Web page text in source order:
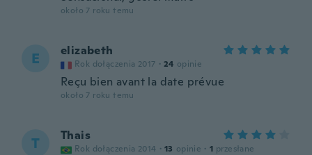
około 7 roku temu
E elizabeth
Rok dołączenia 2017 · 24 opinie
Reçu bien avant la date prévue
około 7 roku temu
T Thais
Rok dołączenia 2014 · 13 opinie · 1 przesłane